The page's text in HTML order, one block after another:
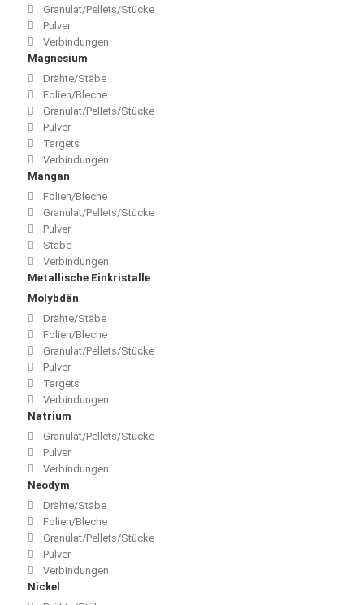
Granulat/Pellets/Stücke
Pulver
Verbindungen
Magnesium
Drähte/Stäbe
Folien/Bleche
Granulat/Pellets/Stücke
Pulver
Targets
Verbindungen
Mangan
Folien/Bleche
Granulat/Pellets/Stücke
Pulver
Stäbe
Verbindungen
Metallische Einkristalle
Molybdän
Drähte/Stäbe
Folien/Bleche
Granulat/Pellets/Stücke
Pulver
Targets
Verbindungen
Natrium
Granulat/Pellets/Stücke
Pulver
Verbindungen
Neodym
Drähte/Stäbe
Folien/Bleche
Granulat/Pellets/Stücke
Pulver
Verbindungen
Nickel